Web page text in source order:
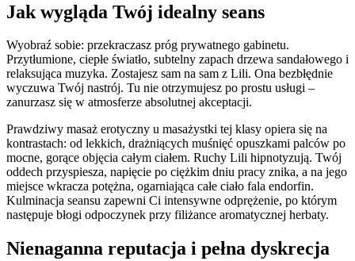
Jak wygląda Twój idealny seans
Wyobraź sobie: przekraczasz próg prywatnego gabinetu.
Przytłumione, ciepłe światło, subtelny zapach drzewa sandałowego i
relaksująca muzyka. Zostajesz sam na sam z Lili. Ona bezbłędnie
wyczuwa Twój nastrój. Tu nie otrzymujesz po prostu usługi –
zanurzasz się w atmosferze absolutnej akceptacji.
Prawdziwy masaż erotyczny u masażystki tej klasy opiera się na
kontrastach: od lekkich, drażniących muśnięć opuszkami palców po
mocne, gorące objęcia całym ciałem. Ruchy Lili hipnotyzują. Twój
oddech przyspiesza, napięcie po ciężkim dniu pracy znika, a na jego
miejsce wkracza potężna, ogarniająca całe ciało fala endorfin.
Kulminacja seansu zapewni Ci intensywne odprężenie, po którym
następuje błogi odpoczynek przy filiżance aromatycznej herbaty.
Nienaganna reputacja i pełna dyskrecja